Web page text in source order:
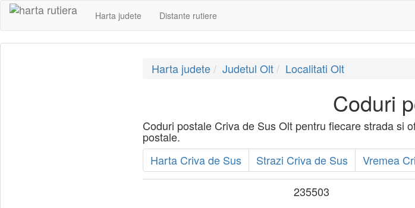
Harta judete Distante rutiere
Harta judete Judetul Olt Localitati Olt
Coduri
Coduri postale Criva de Sus Olt pentru fiecare strada si
postale.
Harta Criva de Sus
Strazi Criva de Sus Vremea
235503